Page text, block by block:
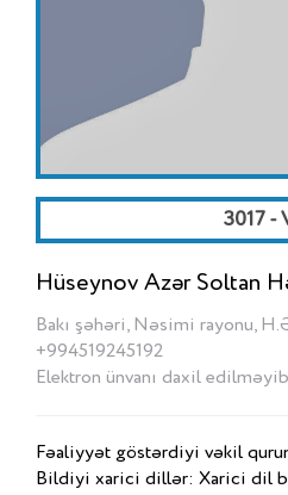
3017 -
Hüseynov Azər Soltan
Bakı şəhəri, Nəsimi rayonu,
+994519245192
Elektron ünvanı daxil edilməyib
Fəaliyyət göstərdiyi vəkil
Bildiyi xarici dillər: Xarici dil